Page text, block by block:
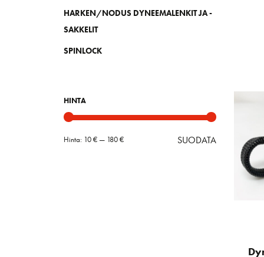
HARKEN/NODUS DYNEEMALENKIT JA -
SAKKELIT
SPINLOCK
HINTA
Minimihinta
SUODATA
Hinta: 10 €— 180 €